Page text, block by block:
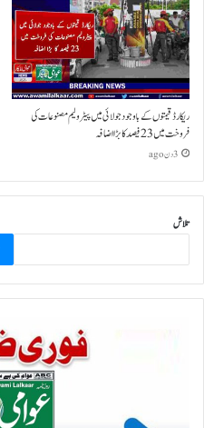
ریکارڈ قیمتوں کے باوجود جولائی میں پیٹرولیم مصنوعات کی
فروخت میں 23 فیصد کا بڑا اضافہ
3 دن ago
تلاش